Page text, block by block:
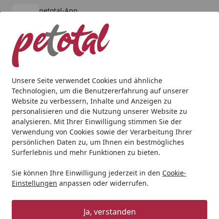
Unsere Seite verwendet Cookies und ähnliche
Technologien, um die Benutzererfahrung auf unserer
Website zu verbessern, Inhalte und Anzeigen zu
personalisieren und die Nutzung unserer Website zu
analysieren. Mit Ihrer Einwilligung stimmen Sie der
Verwendung von Cookies sowie der Verarbeitung Ihrer
persönlichen Daten zu, um Ihnen ein bestmögliches
Surferlebnis und mehr Funktionen zu bieten.
Sie können Ihre Einwilligung jederzeit in den Cookie-
Einstellungen anpassen oder widerrufen.
Ja, verstanden
petotal-App
kostenlos - Im App Store
Alle Produkte
Mein Konto
Suchen
Startseite
Teich Teichfischfutter Koifutter Hikari Excel Medium
Hikari Excel Medium 5kg Koifutter